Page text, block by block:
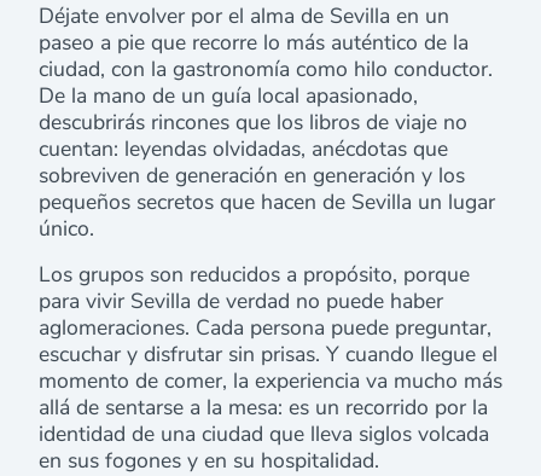
Déjate envolver por el alma de Sevilla en un
paseo a pie que recorre lo más auténtico de la
ciudad, con la gastronomía como hilo conductor.
De la mano de un guía local apasionado,
descubrirás rincones que los libros de viaje no
cuentan: leyendas olvidadas, anécdotas que
sobreviven de generación en generación y los
pequeños secretos que hacen de Sevilla un lugar
único.
Los grupos son reducidos a propósito, porque
para vivir Sevilla de verdad no puede haber
aglomeraciones. Cada persona puede preguntar,
escuchar y disfrutar sin prisas. Y cuando llegue el
momento de comer, la experiencia va mucho más
allá de sentarse a la mesa: es un recorrido por la
identidad de una ciudad que lleva siglos volcada
en sus fogones y en su hospitalidad.